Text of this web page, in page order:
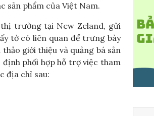
sản phẩm của Việt Nam.
trường tại New Zeland, gửi
tờ có liên quan để trưng bày
giới thiệu và quảng bá sản
phối hợp hỗ trợ việc tham
địa chỉ sau: